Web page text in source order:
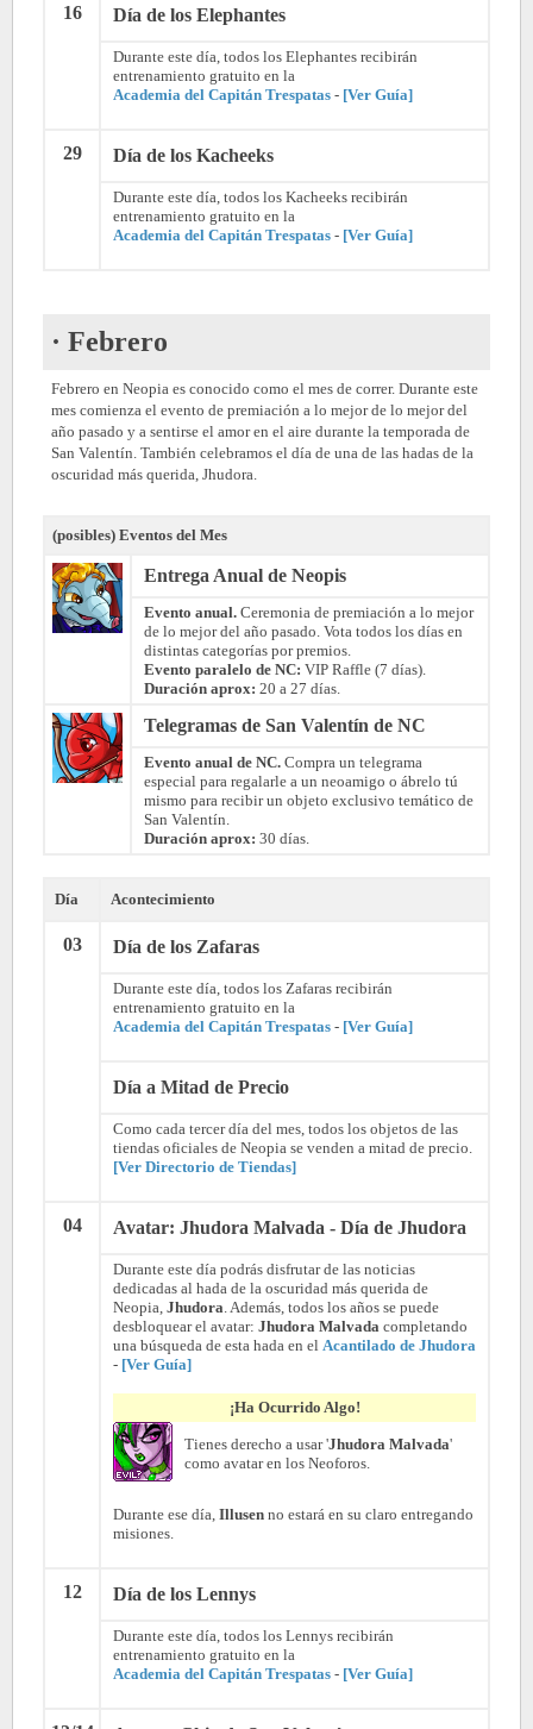
16 Día de los Elephantes
Durante este día, todos los Elephantes recibirán
entrenamiento gratuito en la
Academia del Capitán Trespatas - [Ver Guía]
29 Día de los Kacheeks
Durante este día, todos los Kacheeks recibirán
entrenamiento gratuito en la
Academia del Capitán Trespatas - [Ver Guía]
· Febrero
Febrero en Neopia es conocido como el mes de correr. Durante este
mes comienza el evento de premiación a lo mejor de lo mejor del
año pasado y a sentirse el amor en el aire durante la temporada de
San Valentín. También celebramos el día de una de las hadas de la
oscuridad más querida, Jhudora.
(posibles) Eventos del Mes
Entrega Anual de Neopis
Evento anual. Ceremonia de premiación a lo mejor
de lo mejor del año pasado. Vota todos los días en
distintas categorías por premios.
Evento paralelo de NC: VIP Raffle (7 días).
Duración aprox: 20 a 27 días.
Telegramas de San Valentín de NC
Evento anual de NC. Compra un telegrama
especial para regalarle a un neoamigo o ábrelo tú
mismo para recibir un objeto exclusivo temático de
San Valentín.
Duración aprox: 30 días.
Día Acontecimiento
03 Día de los Zafaras
Durante este día, todos los Zafaras recibirán
entrenamiento gratuito en la
Academia del Capitán Trespatas - [Ver Guía]
Día a Mitad de Precio
Como cada tercer día del mes, todos los objetos de las
tiendas oficiales de Neopia se venden a mitad de precio.
[Ver Directorio de Tiendas]
04 Avatar: Jhudora Malvada - Día de Jhudora
Durante este día podrás disfrutar de las noticias
dedicadas al hada de la oscuridad más querida de
Neopia, Jhudora . Además, todos los años se puede
desbloquear el avatar: Jhudora Malvada completando
una búsqueda de esta hada en el Acantilado de Jhudora
- [Ver Guía]
¡Ha Ocurrido Algo!
Tienes derecho a usar 'Jhudora Malvada'
como avatar en los Neoforos.
Durante ese día, Illusen no estará en su claro entregando
misiones.
12 Día de los Lennys
Durante este día, todos los Lennys recibirán
entrenamiento gratuito en la
Academia del Capitán Trespatas - [Ver Guía]